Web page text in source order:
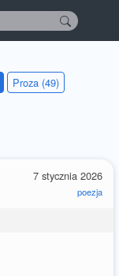
Proza (49)
7 stycznia 2026
poezja